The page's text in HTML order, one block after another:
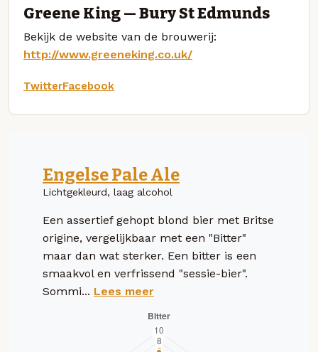
Greene King — Bury St Edmunds
Bekijk de website van de brouwerij:
http://www.greeneking.co.uk/
TwitterFacebook
Engelse Pale Ale
Lichtgekleurd, laag alcohol
Een assertief gehopt blond bier met Britse
origine, vergelijkbaar met een "Bitter"
maar dan wat sterker. Een bitter is een
smaakvol en verfrissend "sessie-bier".
Sommi... Lees meer